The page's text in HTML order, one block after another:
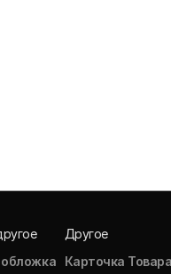
обложка
Другое
Карточка Товара